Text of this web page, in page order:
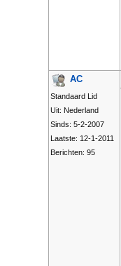
AC
Standaard Lid
Uit: Nederland
Sinds: 5-2-2007
Laatste: 12-1-2011
Berichten: 95